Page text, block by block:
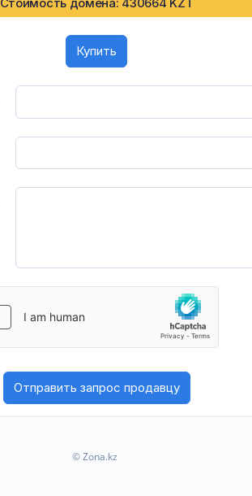
Купить
© Zona.kz